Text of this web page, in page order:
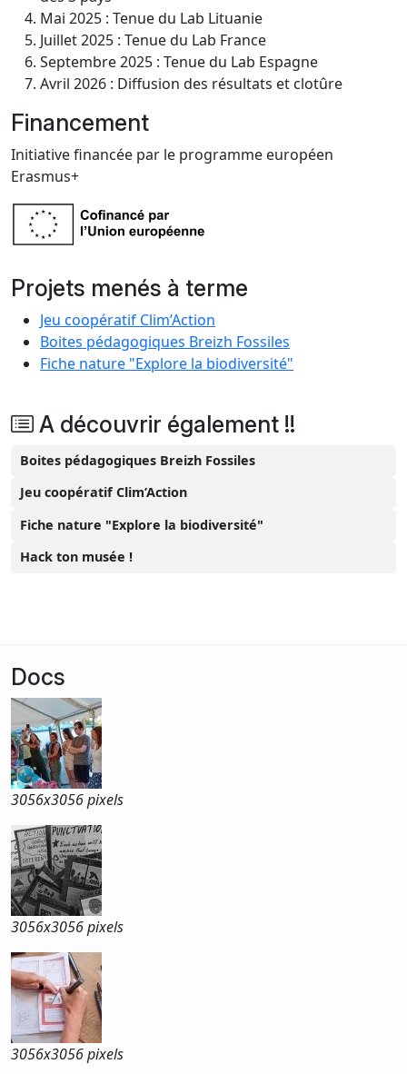
Mai 2025 : Tenue du Lab Lituanie
Juillet 2025 : Tenue du Lab France
Septembre 2025 : Tenue du Lab Espagne
Avril 2026 : Diffusion des résultats et clotûre
Financement
Initiative financée par le programme européen
Erasmus+
Projets menés à terme
Jeu coopératif Clim’Action
Boites pédagogiques Breizh Fossiles
Fiche nature "Explore la biodiversité"
A découvrir également !!
Boites pédagogiques Breizh Fossiles
Jeu coopératif Clim’Action
Fiche nature "Explore la biodiversité"
Hack ton musée !
Docs
3056x3056 pixels
3056x3056 pixels
3056x3056 pixels